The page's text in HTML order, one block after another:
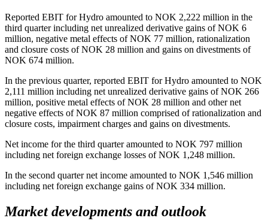
Reported EBIT for Hydro amounted to NOK 2,222 million in the
third quarter including net unrealized derivative gains of NOK 6
million, negative metal effects of NOK 77 million, rationalization
and closure costs of NOK 28 million and gains on divestments of
NOK 674 million.
In the previous quarter, reported EBIT for Hydro amounted to NOK
2,111 million including net unrealized derivative gains of NOK 266
million, positive metal effects of NOK 28 million and other net
negative effects of NOK 87 million comprised of rationalization and
closure costs, impairment charges and gains on divestments.
Net income for the third quarter amounted to NOK 797 million
including net foreign exchange losses of NOK 1,248 million.
In the second quarter net income amounted to NOK 1,546 million
including net foreign exchange gains of NOK 334 million.
Market developments and outlook